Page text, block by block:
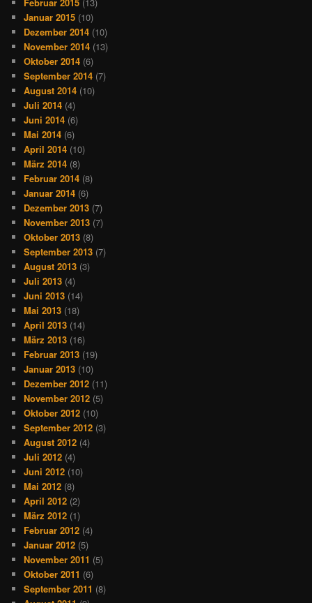
Januar 2015 (10)
Dezember 2014 (10)
November 2014 (13)
Oktober 2014 (6)
September 2014 (7)
August 2014 (10)
Juli 2014 (4)
Juni 2014 (6)
Mai 2014 (6)
April 2014 (10)
März 2014 (8)
Februar 2014 (8)
Januar 2014 (6)
Dezember 2013 (7)
November 2013 (7)
Oktober 2013 (8)
September 2013 (7)
August 2013 (3)
Juli 2013 (4)
Juni 2013 (14)
Mai 2013 (18)
April 2013 (14)
März 2013 (16)
Februar 2013 (19)
Januar 2013 (10)
Dezember 2012 (11)
November 2012 (5)
Oktober 2012 (10)
September 2012 (3)
August 2012 (4)
Juli 2012 (4)
Juni 2012 (10)
Mai 2012 (8)
April 2012 (2)
März 2012 (1)
Februar 2012 (4)
Januar 2012 (5)
November 2011 (5)
Oktober 2011 (6)
September 2011 (8)